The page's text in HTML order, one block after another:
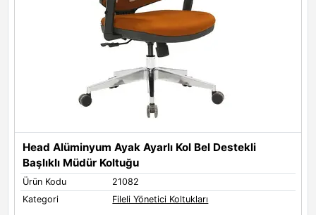
Head Alüminyum Ayak Ayarlı Kol Bel Destekli
Başlıklı Müdür Koltuğu
Ürün Kodu
21082
Kategori
Fileli Yönetici Koltukları